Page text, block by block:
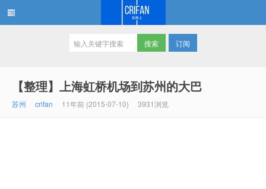
订阅
【整理】上海虹桥机场到苏州的大巴
苏州 crifan 11年前 (2015-07-10) 3931浏览